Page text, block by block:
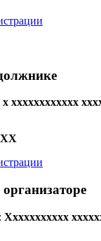
xxxxxxxxxxxx
Xxxxxxxxxxx